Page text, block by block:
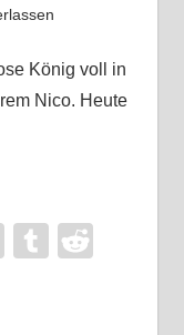
König voll in
Nico. Heute
EmailTumblr